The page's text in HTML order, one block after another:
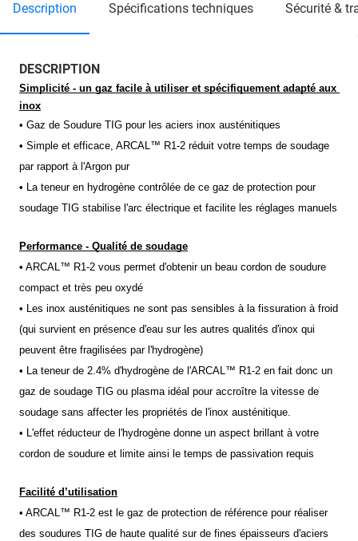
description spécifications techniques sécurité &
DESCRIPTION
Simplicité - un gaz facile à utiliser et spécifiquement adapté aux
inox
• Gaz de Soudure TIG pour les aciers inox austénitiques
• Simple et efficace, ARCAL™ R1-2 réduit votre temps de soudage
par rapport à l'Argon pur
• La teneur en hydrogène contrôlée de ce gaz de protection pour
soudage TIG stabilise l'arc électrique et facilite les réglages manuels
Performance - Qualité de soudage
• ARCAL™ R1-2 vous permet d'obtenir un beau cordon de soudure
compact et très peu oxydé
• Les inox austénitiques ne sont pas sensibles à la fissuration à froid
(qui survient en présence d'eau sur les autres qualités d'inox qui
peuvent être fragilisées par l'hydrogène)
• La teneur de 2.4% d'hydrogène de l'ARCAL™ R1-2 en fait donc un
gaz de soudage TIG ou plasma idéal pour accroître la vitesse de
soudage sans affecter les propriétés de l'inox austénitique.
• L'effet réducteur de l'hydrogène donne un aspect brillant à votre
cordon de soudure et limite ainsi le temps de passivation requis
Facilité d’utilisation
• ARCAL™ R1-2 est le gaz de protection de référence pour réaliser
des soudures TIG de haute qualité sur de fines épaisseurs d'aciers